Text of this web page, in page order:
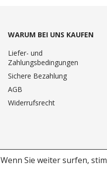
Wenn Sie weiter surfen,
WARUM BEI UNS KAUFEN
Liefer- und
Zahlungsbedingungen
Sichere Bezahlung
AGB
Widerrufsrecht